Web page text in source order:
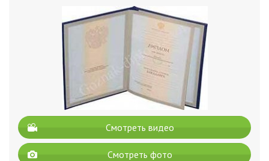
Смотреть видео
Смотреть фото